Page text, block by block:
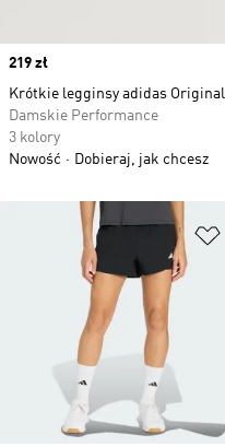
Price
219 zł
Krótkie legginsy adidas
Damskie Performance
3 kolory
Nowość
Dobieraj, jak chcesz